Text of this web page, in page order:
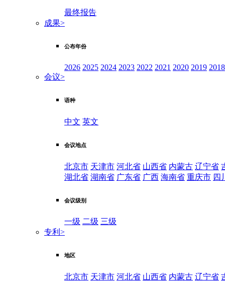
最终报告
成果>
公布年份
2026 2025 2024 2023 2022 2021 2020 2019 2018
会议>
语种
中文 英文
会议地点
北京市 天津市 河北省 山西省 内蒙古 辽宁省
湖北省 湖南省 广东省 广西 海南省 重庆市 四
会议级别
一级 二级 三级
专利 >
地区
北京市 天津市 河北省 山西省 内蒙古 辽宁省